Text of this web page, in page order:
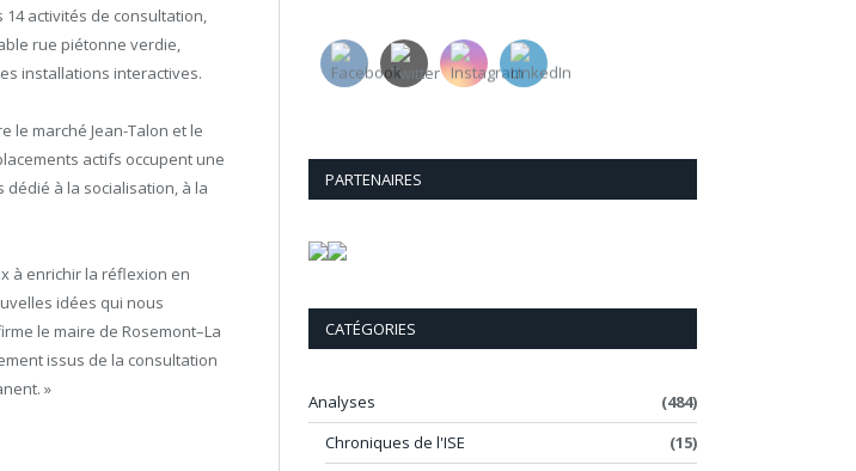
14 activités de consultation,
rue piétonne verdie,
installations interactives.
le marché Jean-Talon et le
actifs occupent une
à la socialisation, à la
à enrichir la réflexion en
idées qui nous
le maire de Rosemont–La
issus de la consultation
»
PARTENAIRES
CATÉGORIES
Analyses
(484)
Chroniques de l'ISE
(15)